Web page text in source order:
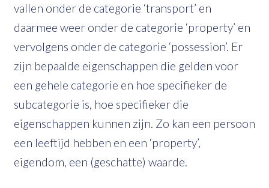
vallen onder de categorie ‘transport’ en
daarmee weer onder de categorie ‘property’ en
vervolgens onder de categorie ‘possession’. Er
zijn bepaalde eigenschappen die gelden voor
een gehele categorie en hoe specifieker de
subcategorie is, hoe specifieker die
eigenschappen kunnen zijn. Zo kan een persoon
een leeftijd hebben en een ‘property’,
eigendom, een (geschatte) waarde.